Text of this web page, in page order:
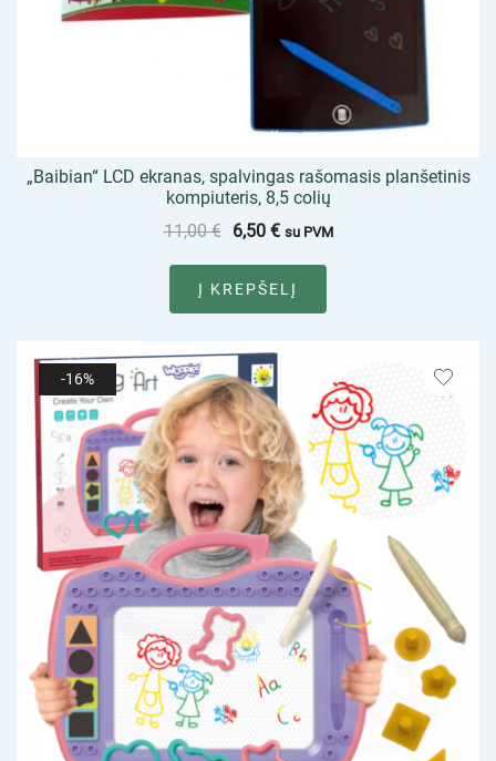
„Baibian“ LCD ekranas, spalvingas rašomasis planšetinis
kompiuteris, 8,5 colių
11,00€ 6,50 € su PVM
Į KREPŠELĮ
-16%